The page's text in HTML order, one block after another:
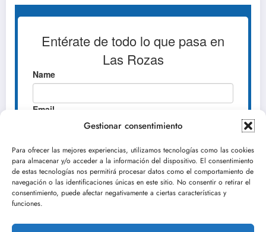
Gestionar consentimiento
Para ofrecer las mejores experiencias, utilizamos tecnologías como las cookies
para almacenar y/o acceder a la información del dispositivo. El consentimiento
de estas tecnologías nos permitirá procesar datos como el comportamiento de
navegación o las identificaciones únicas en este sitio. No consentir o retirar el
consentimiento, puede afectar negativamente a ciertas características y
funciones.